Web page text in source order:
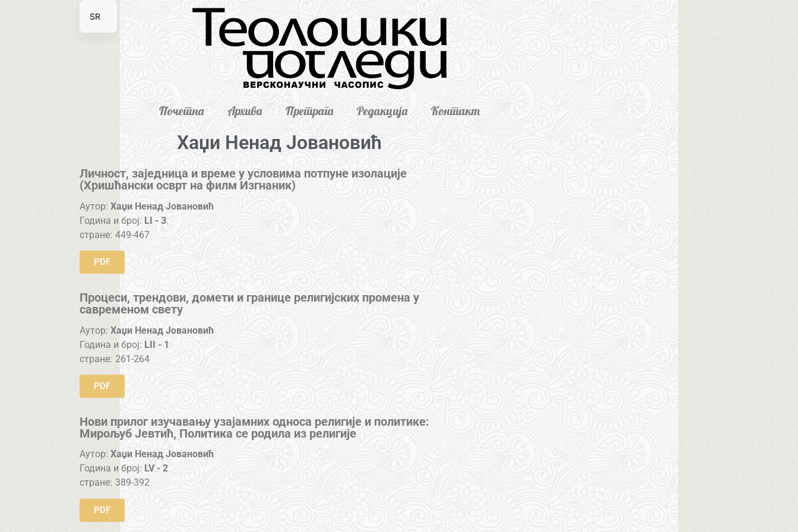
Почетна Архива Претрага Редакција Контакт
Хаџи Ненад Јовановић
Личност, заједница и време у условима потпуне изолације
(Хришћански осврт на филм Изгнаник)
Аутор: Хаџи Ненад Јовановић
Година и број: LI - 3
стране: 449-467
PDF
Процеси, трендови, домети и границе религијских промена у
савременом свету
Аутор: Хаџи Ненад Јовановић
Година и број: LII - 1
стране: 261-264
PDF
Нови прилог изучавању узајамних односа религије и политике:
Мирољуб Јевтић, Политика се родила из религије
Аутор: Хаџи Ненад Јовановић
Година и број: LV - 2
стране: 389-392
PDF
SR
EN